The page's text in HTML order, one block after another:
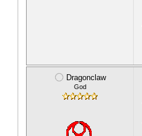
Dragonclaw
God